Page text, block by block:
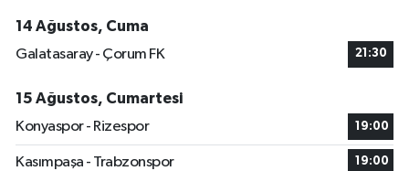
14 Ağustos, Cuma
Galatasaray - Çorum FK
21:30
15 Ağustos, Cumartesi
Konyaspor - Rizespor
19:00
Kasımpaşa - Trabzonspor 19:00